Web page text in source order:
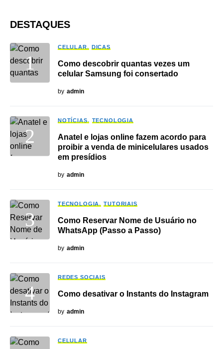
DESTAQUES
CELULAR DICAS
Como descobrir quantas vezes um
celular Samsung foi consertado
by admin
NOTÍCIAS TECNOLOGIA
Anatel e lojas online fazem acordo para
proibir a venda de minicelulares usados
em presídios
by admin
TECNOLOGIA TUTORIAIS
Como Reservar Nome de Usuário no
WhatsApp (Passo a Passo)
by admin
REDES SOCIAIS
Como desativar o Instants do Instagram
by admin
CELULAR